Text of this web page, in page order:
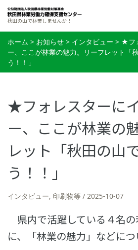
秋田の山で林業しませんか！
ホーム > お知らせ > インタビュー > ★フ
ー、ここが林業の魅力。リーフレット「
う！！」
★フォレスターに
ー、ここが林業の
レット「秋田の山
う！！」
インタビュー, 印刷物等 2025-10-07
県内で活躍している４名
に、「林業の魅力」などにつ